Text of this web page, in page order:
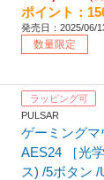
ポイント：
発売日：2025/06/
数量限定
ラッピング可
PULSAR
ゲーミングマ
AES24 ［光
ス) /5ボタン /